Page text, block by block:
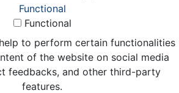
Functional
Functional
to perform certain functionalities
of the website on social media
feedbacks, and other third-party
features.